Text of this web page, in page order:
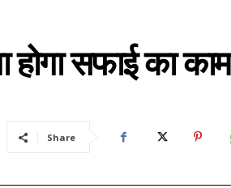
सफाई का काम
Share